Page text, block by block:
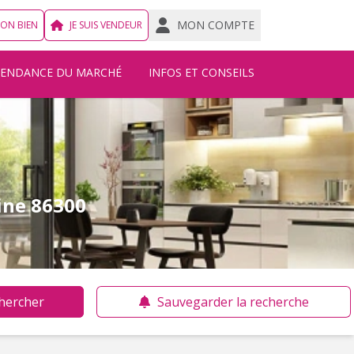
BIEN JE SUIS VENDEUR MON COMPTE
DU MARCHÉ INFOS ET CONSEILS
86300
Sauvegarder la recherche